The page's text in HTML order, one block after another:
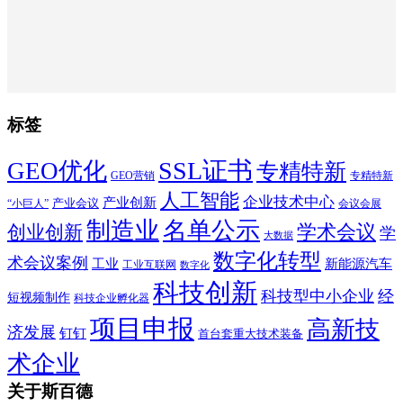
标签
GEO优化 GEO营销 SSL证书 专精特新 专精特新
“小巨人” 产业会议 产业创新 人工智能 企业技术中心 会议会展
创业创新制造业 名单公示 大数据 学术会议 学
术会议案例 工业 工业互联网 数字化 数字化转型 新能源汽车
短视频制作 科技企业孵化器 科技创新 科技型中小企业 经
济发展 钉钉 项目申报 首台套重大技术装备 高新技
术企业
关于斯百德